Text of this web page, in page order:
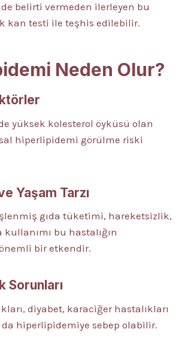
belirti vermeden ilerleyen bu
kan testi ile teşhis edilebilir.
Neden Olur?
yüksek kolesterol öyküsü olan
hiperlipidemi görülme riski
Yaşam Tarzı
işlenmiş gıda tüketimi, hareketsizlik,
bu hastalığın
bir etkendir.
Sorunları
diyabet, karaciğer hastalıkları
da hiperlipidemiye sebep olabilir.